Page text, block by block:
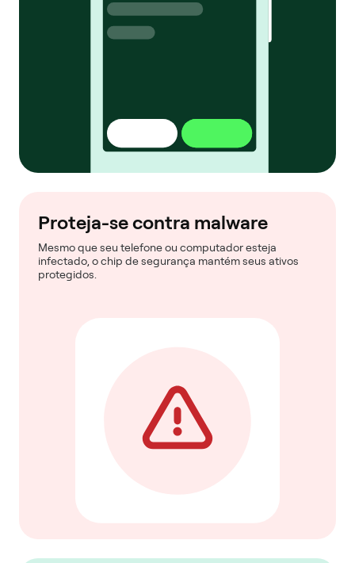
Proteja-se contra malware
Mesmo que seu telefone ou computador esteja
infectado, o chip de segurança mantém seus ativos
protegidos.